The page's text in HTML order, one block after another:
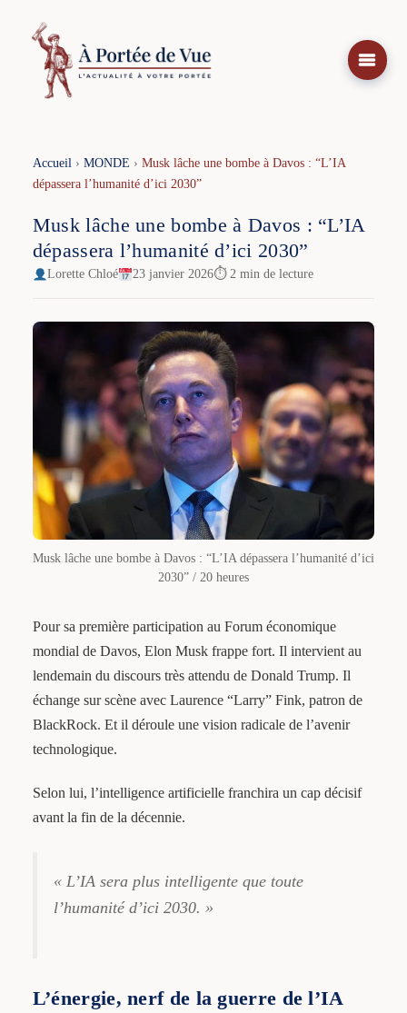
contenu
Accueil› MONDE › Musk lâche une bombe à Davos : “L’IA
dépassera l’humanité d’ici 2030”
Musk lâche une bombe à Davos : “L’IA
dépassera l’humanité d’ici 2030”
Lorette Chloé 23 janvier 2026⏱ 2 min de lecture
Musk lâche une bombe à Davos : “L’IA dépassera l’humanité d’ici
2030” / 20 heures
Pour sa première participation au Forum économique
mondial de Davos, Elon Musk frappe fort. Il intervient au
lendemain du discours très attendu de Donald Trump. Il
échange sur scène avec Laurence “Larry” Fink, patron de
BlackRock. Et il déroule une vision radicale de l’avenir
technologique.
Selon lui, l’intelligence artificielle franchira un cap décisif
avant la fin de la décennie.
« L’IA sera plus intelligente que toute
l’humanité d’ici 2030. »
L’énergie, nerf de la guerre de l’IA